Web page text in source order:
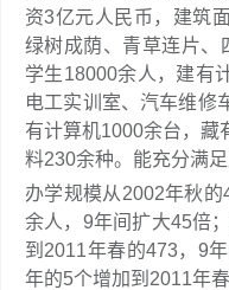
资3亿元人民币，建筑
绿树成荫、青草连片、
学生18000余人，建有
电工实训室、汽车维修
有计算机1000余台，藏
料230余种。能充分满足
办学规模从2002年秋
余人，9年间扩大45倍
到2011年春的473，9
年的5个增加到2011年